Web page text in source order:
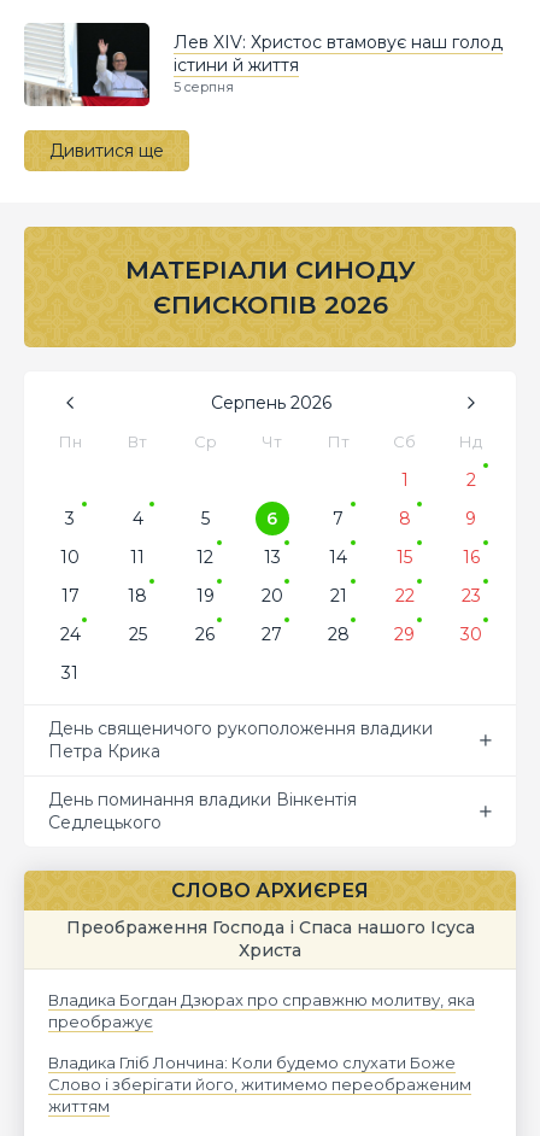
Лев XIV: Христос втамовує наш голод
істини й життя
5 серпня
Дивитися ще
МАТЕРІАЛИ СИНОДУ
ЄПИСКОПІВ 2026
Серпень 2026
Пн Вт Ср Чт Пт Сб Нд
1
2
3
4 5 6 7 8
9
10
11 12 13 14 15
16
17
18 19 20 21 22
23
24
25 26 27 28 29
30
31
День священичого рукоположення владики
Петра Крика
День поминання владики Вінкентія
Седлецького
СЛОВО АРХИЄРЕЯ
Преображення Господа і Спаса нашого Ісуса
Христа
Владика Богдан Дзюрах про справжню молитву, яка
преображує
Владика Гліб Лончина: Коли будемо слухати Боже
Слово і зберігати його, житимемо переображеним
життям